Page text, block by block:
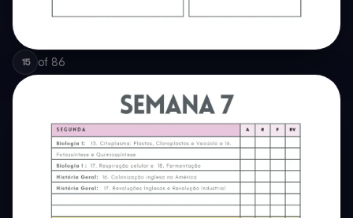
15 of 86